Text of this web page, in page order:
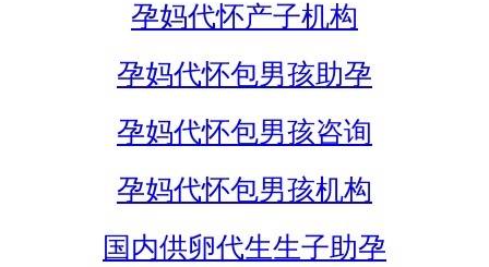
孕妈代怀产子机构
孕妈代怀包男孩助孕
孕妈代怀包男孩咨询
孕妈代怀包男孩机构
国内供卵代生生子助孕